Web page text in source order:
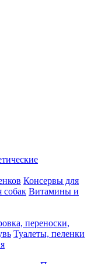
Консервы для
собак Витамины и
переноски,
Туалеты, пеленки